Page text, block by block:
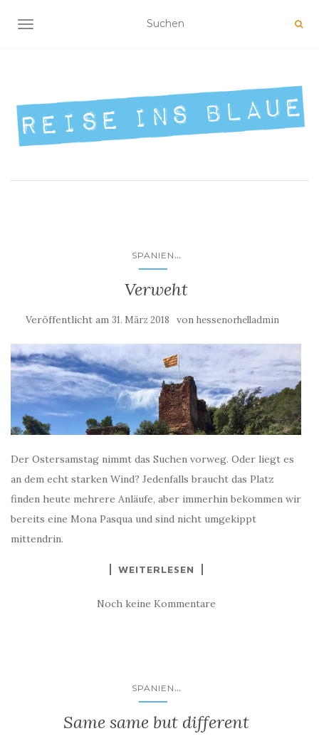
NAVIGATION UMSCHALTEN
SPANIEN ...
Verweht
Veröffentlicht am 31. März 2018 von hessenorhelladmin
Der Ostersamstag nimmt das Suchen vorweg. Oder liegt es
an dem echt starken Wind? Jedenfalls braucht das Platz
finden heute mehrere Anläufe, aber immerhin bekommen wir
bereits eine Mona Pasqua und sind nicht umgekippt
mittendrin.
WEITERLESEN
Noch keine Kommentare
SPANIEN ...
Same same but different